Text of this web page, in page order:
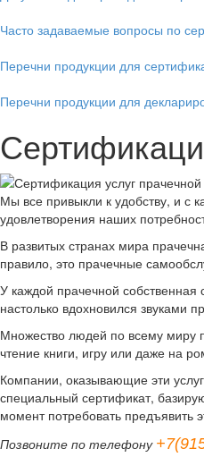
Часто задаваемые вопросы по
Перечни продукции для
Перечни продукции для
Мы все привыкли к удобству, и с
удовлетворения наших
В развитых странах мира
правило, это прачечные
У каждой прачечной
настолько вдохновился звуками
Множество людей по всему миру
чтение книги, игру или даже на
Компании, оказывающие эти
специальный сертификат,
момент потребовать предъявить
Позвоните по телефону